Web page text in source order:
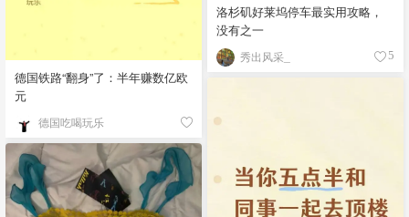
德国铁路“翻身”了：半年赚数亿欧
元
德国吃喝玩乐
洛杉矶好莱坞停车最实用攻略，
没有之一
秀出风采_ 5